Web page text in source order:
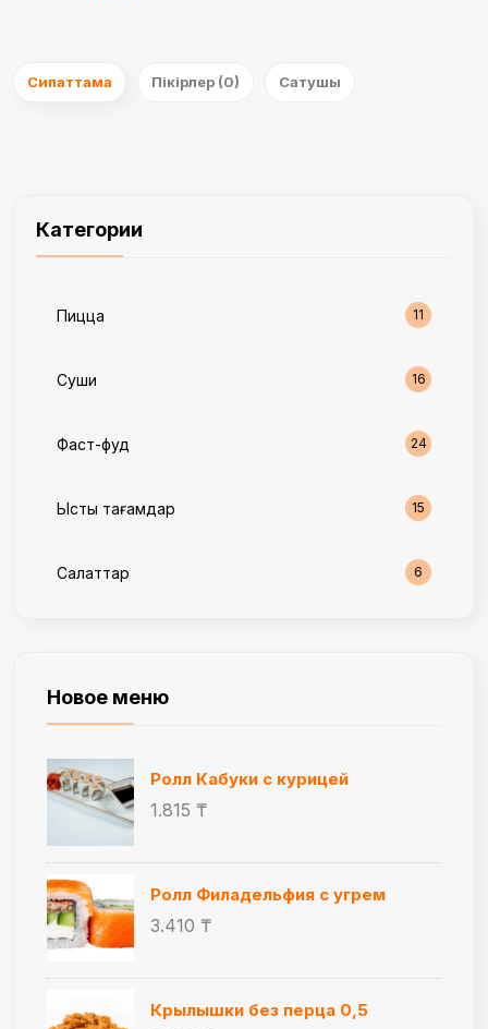
Сипаттама Пікірлер (0) Сатушы
Категории
Пицца 11
Суши 16
Фаст-фуд 24
Ыстық тағамдар 15
Салаттар 6
Новое меню
Ролл Кабуки с курицей
1.815 ₸
Ролл Филадельфия с угрем
3.410 ₸
Крылышки без перца 0,5